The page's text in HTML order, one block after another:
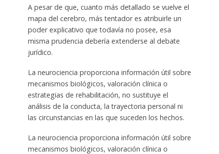
A pesar de que, cuanto más detallado se vuelve el
mapa del cerebro, más tentador es atribuirle un
poder explicativo que todavía no posee, esa
misma prudencia debería extenderse al debate
jurídico.
La neurociencia proporciona información útil sobre
mecanismos biológicos, valoración clínica o
estrategias de rehabilitación, no sustituye el
análisis de la conducta, la trayectoria personal ni
las circunstancias en las que suceden los hechos.
La neurociencia proporciona información útil sobre
mecanismos biológicos, valoración clínica o